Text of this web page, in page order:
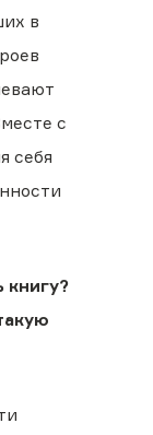
в
с
себя
книгу?